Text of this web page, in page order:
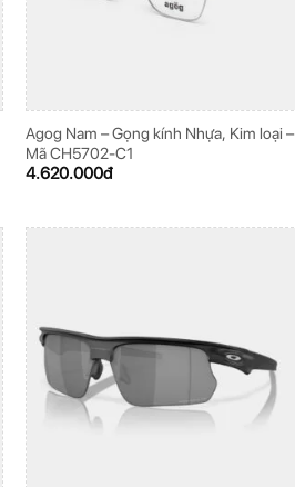
Agog Nam – Gọng kính Nhựa, Kim loại –
Mã CH5702-C1
4.620.000đ